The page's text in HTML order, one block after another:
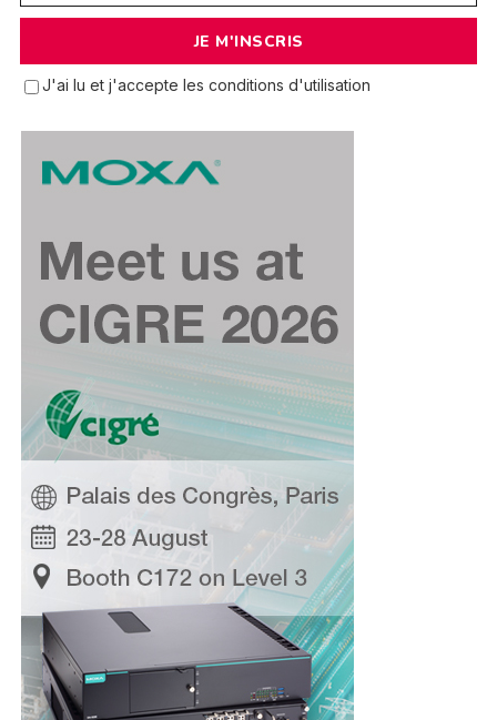
J'ai lu et j'accepte les conditions d'utilisation